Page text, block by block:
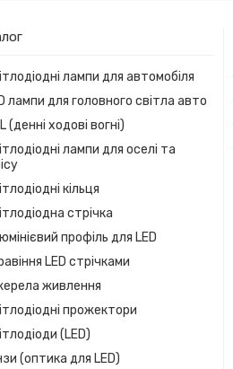
лампи для автомобіля
лампи для головного світла авто
(денні ходові вогні)
лампи для оселі та
кільця
стрічка
профіль для LED
LED стрічками
живлення
прожектори
(LED)
(оптика для LED)